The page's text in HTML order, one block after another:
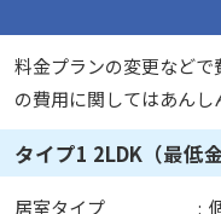
料金プランの変更など
の費用に関してはあんし
タイプ1 2LDK（最低金
居室タイプ :